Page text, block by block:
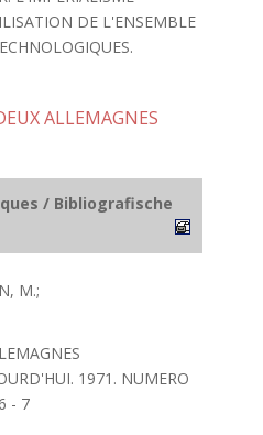
DE L'ENSEMBLE
ALLEMAGNES
/ Bibliografische
M.;
1971. NUMERO
- 7